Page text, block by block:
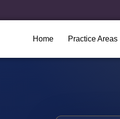
Home Practice Areas